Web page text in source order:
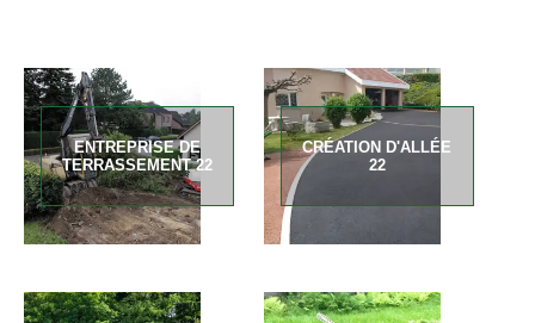
ENTREPRISE DE
TERRASSEMENT 22
CRÉATION D'ALLÉE
22